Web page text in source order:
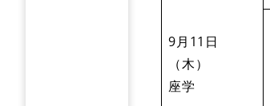
9月11日
（木）
座学